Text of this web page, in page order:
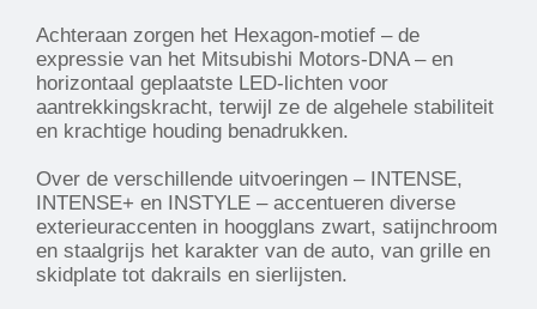
Achteraan zorgen het Hexagon-motief – de
expressie van het Mitsubishi Motors-DNA – en
horizontaal geplaatste LED-lichten voor
aantrekkingskracht, terwijl ze de algehele stabiliteit
en krachtige houding benadrukken.
Over de verschillende uitvoeringen – INTENSE,
INTENSE+ en INSTYLE – accentueren diverse
exterieuraccenten in hoogglans zwart, satijnchroom
en staalgrijs het karakter van de auto, van grille en
skidplate tot dakrails en sierlijsten.